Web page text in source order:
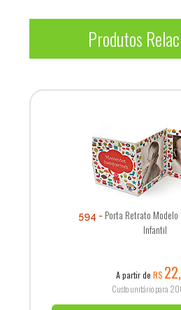
Produtos
594
Porta Retrato Modelo
Infantil
A partir de R$
Custo unitário para